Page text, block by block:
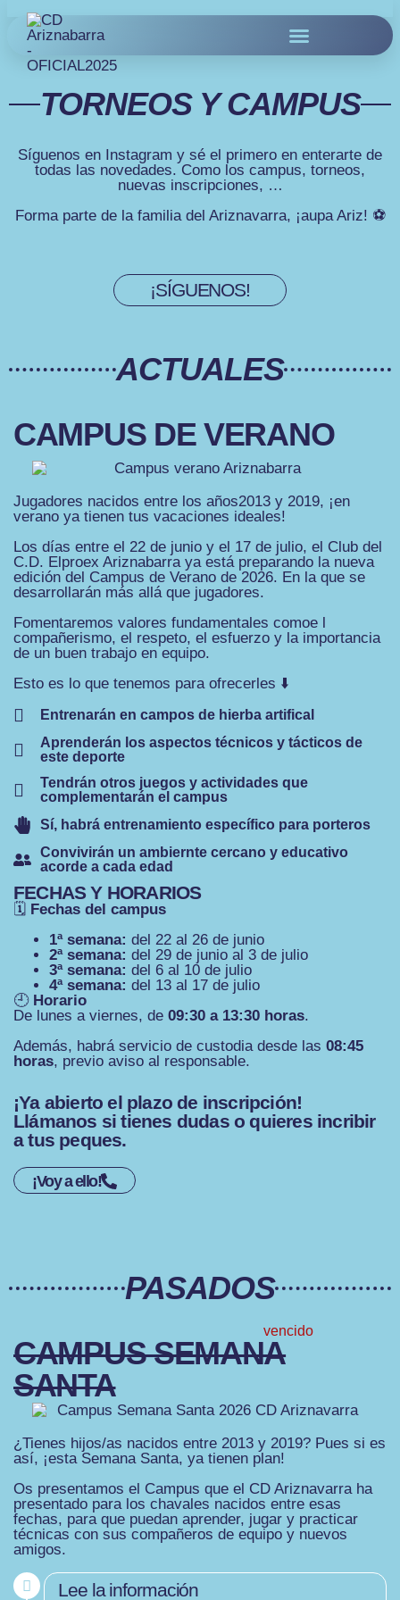
TORNEOS Y CAMPUS
Síguenos en Instagram y sé el primero en enterarte de
todas las novedades. Como los campus, torneos,
nuevas inscripciones, …
Forma parte de la familia del Ariznavarra, ¡aupa Ariz! ⚽️
¡SÍGUENOS!
ACTUALES
CAMPUS DE VERANO
Jugadores nacidos entre los años2013 y 2019, ¡en
verano ya tienen tus vacaciones ideales!
Los días entre el 22 de junio y el 17 de julio, el Club del
C.D. Elproex Ariznabarra ya está preparando la nueva
edición del Campus de Verano de 2026. En la que se
desarrollarán más allá que jugadores.
Fomentaremos valores fundamentales comoe l
compañerismo, el respeto, el esfuerzo y la importancia
de un buen trabajo en equipo.
Esto es lo que tenemos para ofrecerles ⬇️
Entrenarán en campos de hierba artifical
Aprenderán los aspectos técnicos y tácticos de
este deporte
Tendrán otros juegos y actividades que
complementarán el campus
Sí, habrá entrenamiento específico para porteros
Convivirán un ambiernte cercano y educativo
acorde a cada edad
FECHAS Y HORARIOS
🗓 Fechas del campus
1ª semana: del 22 al 26 de junio
2ª semana: del 29 de junio al 3 de julio
3ª semana: del 6 al 10 de julio
4ª semana: del 13 al 17 de julio
🕘 Horario
De lunes a viernes, de 09:30 a 13:30 horas.
Además, habrá servicio de custodia desde las 08:45
horas, previo aviso al responsable.
¡Ya abierto el plazo de inscripción!
Llámanos si tienes dudas o quieres incribir
a tus peques.
¡Voy a ello!
PASADOS
CAMPUS SEMANA
SANTA
vencido
¿Tienes hijos/as nacidos entre 2013 y 2019? Pues si es
así, ¡esta Semana Santa, ya tienen plan!
Os presentamos el Campus que el CD Ariznavarra ha
presentado para los chavales nacidos entre esas
fechas, para que puedan aprender, jugar y practicar
técnicas con sus compañeros de equipo y nuevos
amigos.
Lee la información